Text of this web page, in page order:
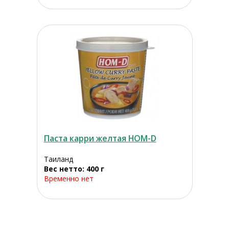
Паста карри желтая HOM-D
Таиланд
Вес нетто: 400 г
Временно нет